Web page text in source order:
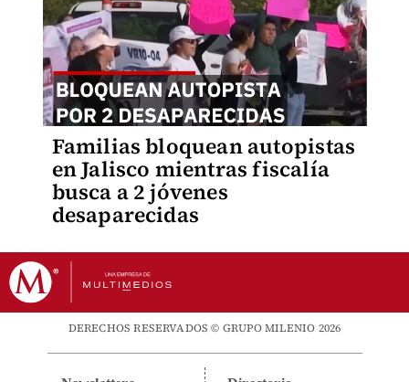
Familias bloquean autopistas
en Jalisco mientras fiscalía
busca a 2 jóvenes
desaparecidas
DERECHOS RESERVADOS © GRUPO MILENIO 2026